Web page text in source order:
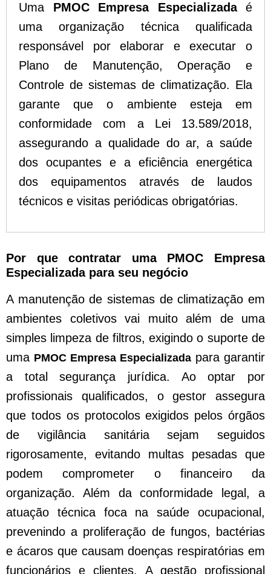
Uma PMOC Empresa Especializadaé
uma organização técnica qualificada
responsável por elaborar e executar o
Plano de Manutenção, Operação e
Controle de sistemas de climatização. Ela
garante que o ambiente esteja em
conformidade com a Lei 13.589/2018,
assegurando a qualidade do ar, a saúde
dos ocupantes e a eficiência energética
dos equipamentos através de laudos
técnicos e visitas periódicas obrigatórias.
Por que contratar uma PMOC Empresa
Especializada para seu negócio
A manutenção de sistemas de climatização em
ambientes coletivos vai muito além de uma
simples limpeza de filtros, exigindo o suporte de
uma PMOC Empresa Especializada para garantir
a total segurança jurídica. Ao optar por
profissionais qualificados, o gestor assegura
que todos os protocolos exigidos pelos órgãos
de vigilância sanitária sejam seguidos
rigorosamente, evitando multas pesadas que
podem comprometer o financeiro da
organização. Além da conformidade legal, a
atuação técnica foca na saúde ocupacional,
prevenindo a proliferação de fungos, bactérias
e ácaros que causam doenças respiratórias em
funcionários e clientes. A gestão profissional